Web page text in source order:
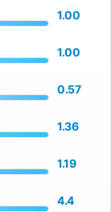
1.00
1.00
0.57
1.36
1.19
4.4